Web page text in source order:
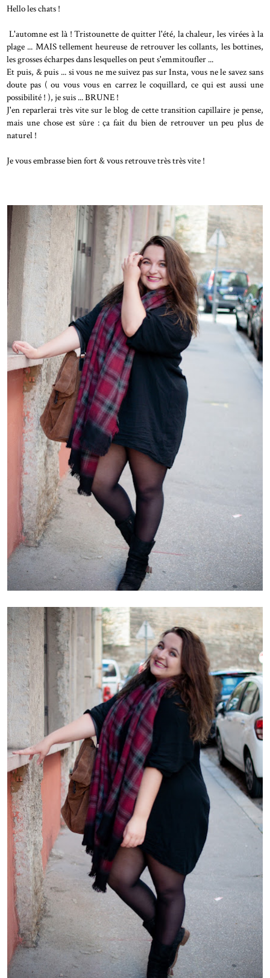
Hello les chats !
L'automne est là ! Tristounette de quitter l'été, la chaleur, les virées à la
plage ... MAIS tellement heureuse de retrouver les collants, les bottines,
les grosses écharpes dans lesquelles on peut s'emmitoufler ...
Et puis, & puis ... si vous ne me suivez pas sur Insta, vous ne le savez sans
doute pas ( ou vous vous en carrez le coquillard, ce qui est aussi une
possibilité ! ), je suis ... BRUNE !
J'en reparlerai très vite sur le blog de cette transition capillaire je pense,
mais une chose est sûre : ça fait du bien de retrouver un peu plus de
naturel !
Je vous embrasse bien fort & vous retrouve très très vite !